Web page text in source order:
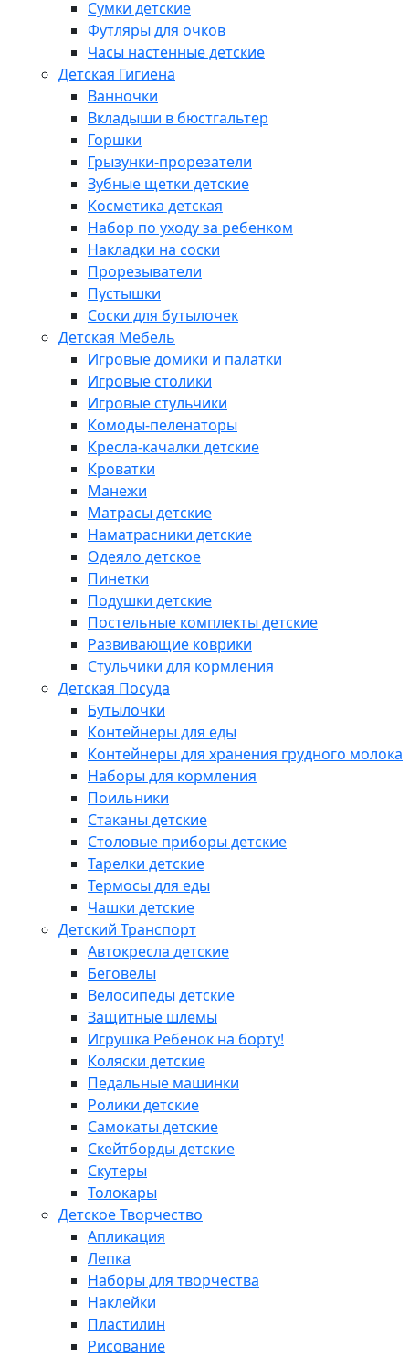
Сумки детские
Футляры для очков
Часы настенные детские
Детская Гигиена
Ванночки
Вкладыши в бюстгальтер
Горшки
Грызунки-прорезатели
Зубные щетки детские
Косметика детская
Набор по уходу за ребенком
Накладки на соски
Прорезыватели
Пустышки
Соски для бутылочек
Детская Мебель
Игровые домики и палатки
Игровые столики
Игровые стульчики
Комоды-пеленаторы
Кресла-качалки детские
Кроватки
Манежи
Матрасы детские
Наматрасники детские
Одеяло детское
Пинетки
Подушки детские
Постельные комплекты детские
Развивающие коврики
Стульчики для кормления
Детская Посуда
Бутылочки
Контейнеры для еды
Контейнеры для хранения грудного молока
Наборы для кормления
Поильники
Стаканы детские
Столовые приборы детские
Тарелки детские
Термосы для еды
Чашки детские
Детский Транспорт
Автокресла детские
Беговелы
Велосипеды детские
Защитные шлемы
Игрушка Ребенок на борту!
Коляски детские
Педальные машинки
Ролики детские
Самокаты детские
Скейтборды детские
Скутеры
Толокары
Детское Творчество
Апликация
Лепка
Наборы для творчества
Наклейки
Пластилин
Рисование